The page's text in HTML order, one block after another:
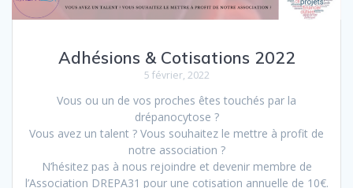
Adhésions & Cotisations 2022
5 février, 2022
Vous ou un de vos proches êtes touchés par la
drépanocytose ?
Vous avez un talent ? Vous souhaitez le mettre à profit de
notre association ?
N’hésitez pas à nous rejoindre et devenir membre de
l’Association DREPA31 pour une cotisation annuelle de 10€.